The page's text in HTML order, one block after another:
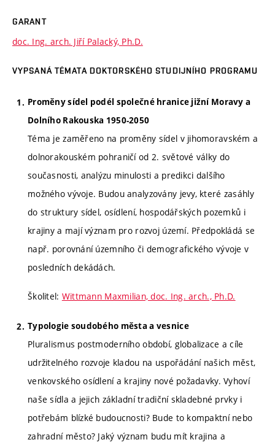
GARANT
doc. Ing. arch. Jiří Palacký, Ph.D.
VYPSANÁ TÉMATA DOKTORSKÉHO STUDIJNÍHO PROGRAMU
Proměny sídel podél společné hranice jižní Moravy a
Dolního Rakouska 1950-2050
Téma je zaměřeno na proměny sídel v jihomoravském a
dolnorakouském pohraničí od 2. světové války do
současnosti, analýzu minulosti a predikci dalšího
možného vývoje. Budou analyzovány jevy, které zasáhly
do struktury sídel, osídlení, hospodářských pozemků i
krajiny a mají význam pro rozvoj území. Předpokládá se
např. porovnání územního či demografického vývoje v
posledních dekádách.
Školitel: Wittmann Maxmilian, doc. Ing. arch., Ph.D.
Typologie soudobého města a vesnice
Pluralismus postmoderního období, globalizace a cíle
udržitelného rozvoje kladou na uspořádání našich měst,
venkovského osídlení a krajiny nové požadavky. Vyhoví
naše sídla a jejich základní tradiční skladebné prvky i
potřebám blízké budoucnosti? Bude to kompaktní nebo
zahradní město? Jaký význam budu mít krajina a